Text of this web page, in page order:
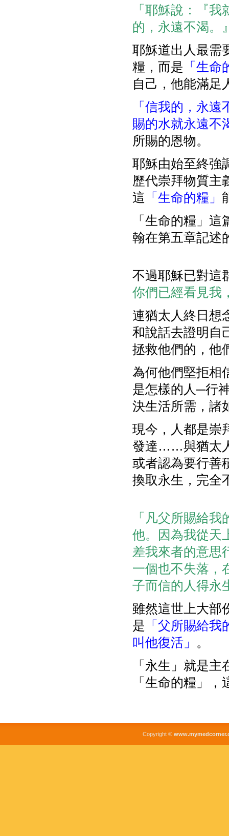
「耶穌說：『
的，永遠不渴。
耶穌道出人最需
糧，而是 「生命
自己，他能滿足
「信我的，永遠
賜的水就永遠不
所賜的恩物。
耶穌由始至終強
歷代崇拜物質主
這 「生命的糧」
「生命的糧」 這
翰在第五章記述
不過耶穌已對這
你們已經看見我
連猶太人終日想
和說話去證明自
拯救他們的，他
為何他們堅拒相
是怎樣的人─行
決生活所需，諸
現今，人都是崇
發達……與猶太
或者認為要行善
換取永生，完全
「凡父所賜給
他。因為我從天
差我來者的意思
一個也不失落，
子而信的人得永
雖然這世上大部
是 「父所賜給我
叫他復活」 。
「永生」就是
「生命的糧」
Copyright ©